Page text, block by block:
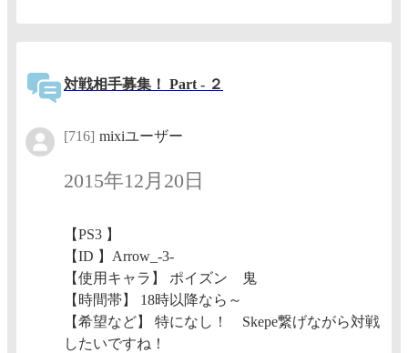
対戦相手募集！ Part - ２
[716] mixiユーザー
2015年12月20日
【PS3 】
【ID 】Arrow_-3-
【使用キャラ】 ポイズン 鬼
【時間帯】 18時以降なら～
【希望など】 特になし！ Skepe繋げながら対戦
したいですね！